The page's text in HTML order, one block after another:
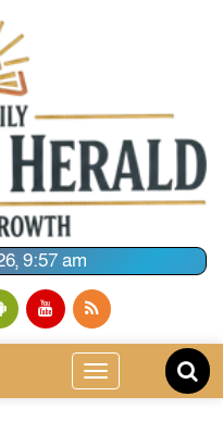
9:57 am
Toggle
navigation